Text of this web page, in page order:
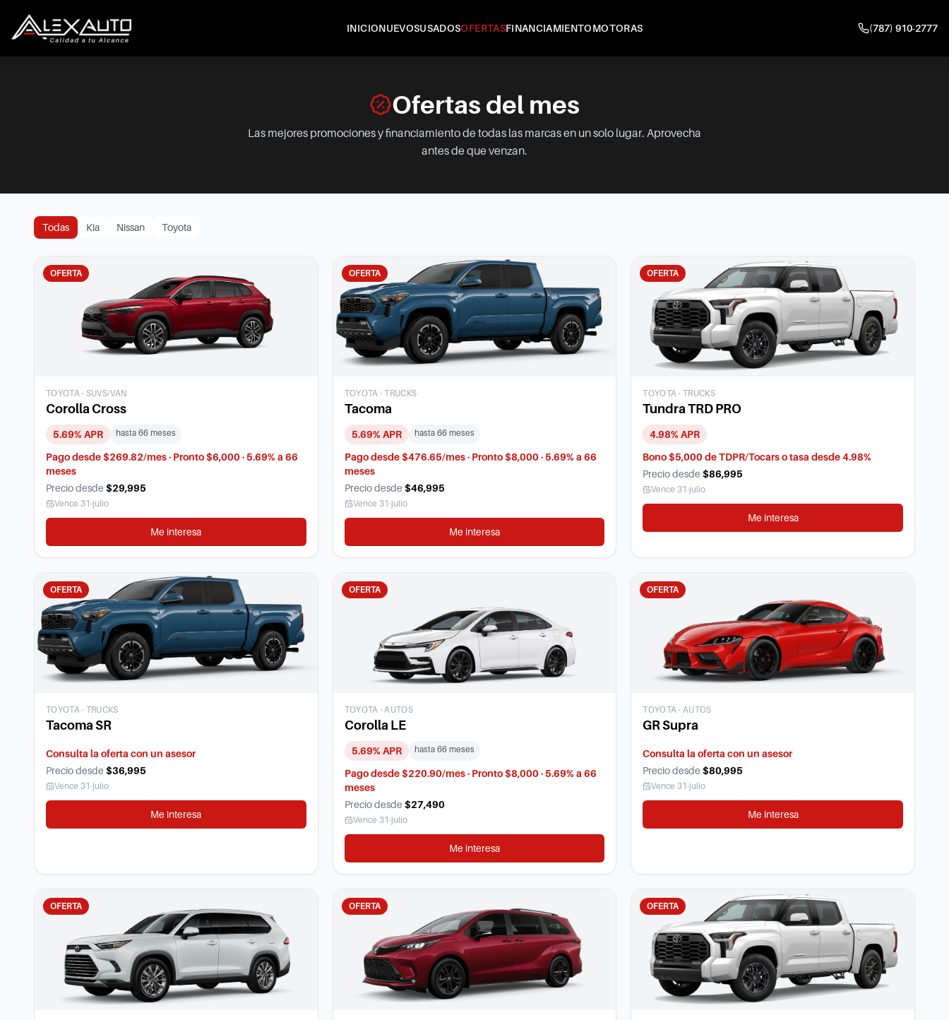
INICIONUEVOSUSADOSOFERTASFINANCIAMIENTOMOTORAS (787) 910-2777
Ofertas del mes
Las mejores promociones y financiamiento de todas las marcas en un solo lugar. Aprovecha
antes de que venzan.
Todas Kia Nissan Toyota
OFERTA
TOYOTA· SUVS/VAN
Corolla Cross
5.69% APR hasta 66 meses
Pago desde $269.82/mes · Pronto $6,000 · 5.69% a 66
meses
Precio desde $29,995
Vence 31-julio
Me interesa
OFERTA
TOYOTA ·TRUCKS
Tacoma
5.69% APR hasta 66meses
Pago desde $476.65/mes · Pronto $8,000 · 5.69% a 66
meses
Precio desde $46,995
Vence 31-julio
Me interesa
OFERTA
TOYOTA ·TRUCKS
Tundra TRD PRO
4.98% APR
Bono $5,000 de TDPR/Tocars o tasa desde 4.98%
Precio desde$86,995
Vence31-julio
Me interesa
OFERTA
TOYOTA· TRUCKS
Tacoma SR
Consulta la oferta con un asesor
Precio desde $36,995
Vence 31-julio
Me interesa
OFERTA
TOYOTA ·AUTOS
Corolla LE
5.69% APR hasta 66meses
Pago desde $220.90/mes · Pronto $8,000 · 5.69% a 66
meses
Precio desde $27,490
Vence 31-julio
Me interesa
OFERTA
TOYOTA ·AUTOS
GR Supra
Consulta la oferta con un asesor
Precio desde$80,995
Vence31-julio
Me interesa
OFERTA OFERTA OFERTA